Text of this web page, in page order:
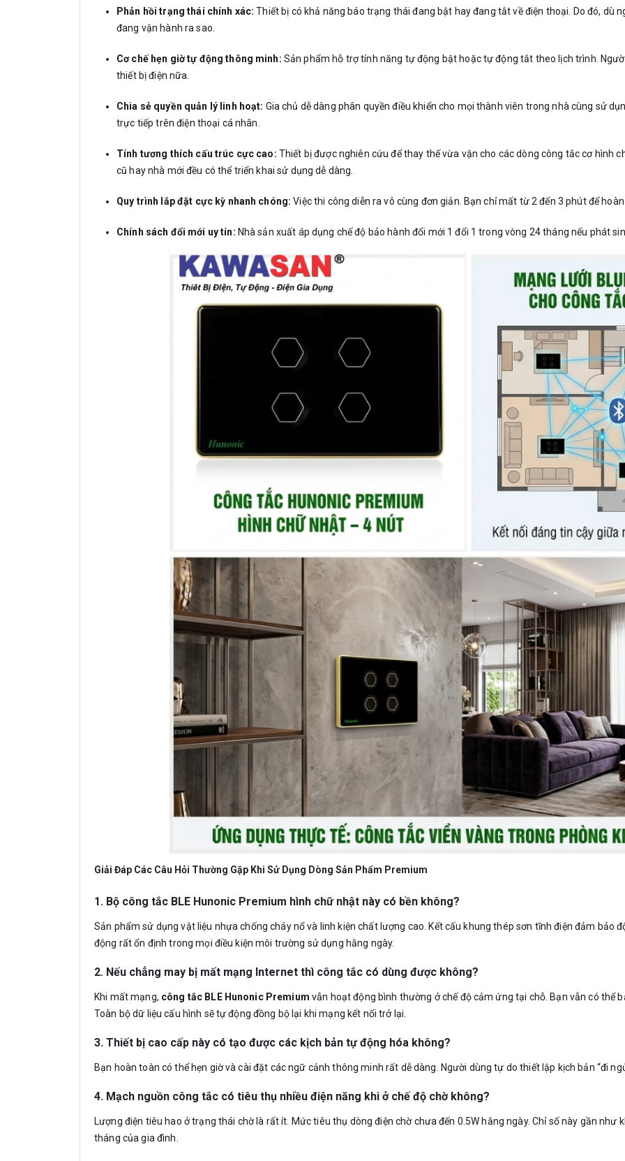
Phản hồi trạng thái chính xác: Thiết bị có khả năng báo trạng thái đang bật hay đang tắt về điện thoại. Do đó, dù
đang vận hành ra sao.
Cơ chế hẹn giờ tự động thông minh: Sản phẩm hỗ trợ tính năng tự động bật hoặc tự động tắt theo lịch trình.
thiết bị điện nữa.
Chia sẻ quyền quản lý linh hoạt: Gia chủ dễ dàng phân quyền điều khiển cho mọi thành viên trong nhà cùng sử
trực tiếp trên điện thoại cá nhân.
Tính tương thích cấu trúc cực cao: Thiết bị được nghiên cứu để thay thế vừa vặn cho các dòng công tắc cơ hình
cũ hay nhà mới đều có thể triển khai sử dụng dễ dàng.
Quy trình lắp đặt cực kỳ nhanh chóng: Việc thi công diễn ra vô cùng đơn giản. Bạn chỉ mất từ 2 đến 3 phút để
Chính sách đổi mới uy tín: Nhà sản xuất áp dụng chế độ bảo hành đổi mới 1 đổi 1 trong vòng 24 tháng nếu phát
Giải Đáp Các Câu Hỏi Thường Gặp Khi Sử Dụng Dòng Sản Phẩm Premium
1. Bộ công tắc BLE Hunonic Premium hình chữ nhật này có bền không?
Sản phẩm sử dụng vật liệu nhựa chống cháy nổ và linh kiện chất lượng cao. Kết cấu khung thép sơn tĩnh điện đảm bảo
động rất ổn định trong mọi điều kiện môi trường sử dụng hằng ngày.
2. Nếu chẳng may bị mất mạng Internet thì công tắc có dùng được không?
Khi mất mạng, công tắc BLE Hunonic Premium vẫn hoạt động bình thường ở chế độ cảm ứng tại chỗ. Bạn vẫn có thể
Toàn bộ dữ liệu cấu hình sẽ tự động đồng bộ lại khi mạng kết nối trở lại.
3. Thiết bị cao cấp này có tạo được các kịch bản tự động hóa không?
Bạn hoàn toàn có thể hẹn giờ và cài đặt các ngữ cảnh thông minh rất dễ dàng. Người dùng tự do thiết lập kịch bản “đi
4. Mạch nguồn công tắc có tiêu thụ nhiều điện năng khi ở chế độ chờ không?
Lượng điện tiêu hao ở trạng thái chờ là rất ít. Mức tiêu thụ dòng điện chờ chưa đến 0.5W hằng ngày. Chỉ số này gần như
tháng của gia đình.